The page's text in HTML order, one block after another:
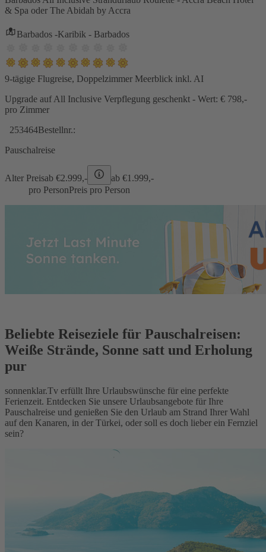
& Spa oder The Abidah by Accra
Barbados -Karibik - Barbados
9-tägige Flugreise, Doppelzimmer Meerblick inkl. AI
Upgrade auf All Inclusive Verpflegung geschenkt - Wert: € 798,-
pro Zimmer
253464Bestellnr.:
Pauschalreise
Alter Preisab €2.999,- ab €1.999,-
pro PersonPreis pro Person
Beliebte Reiseziele für Pauschalreisen:
Weiße Strände, Sonne satt und Erholung
pur
sonnenklar.Tv erfüllt Ihre Urlaubswünsche für eine perfekte
Ferienzeit. Entdecken Sie unsere Urlaubsangebote für Ihre
Pauschalreise und genießen Sie den Urlaub am Strand Ihrer Wahl
auf den Kanaren, in der Türkei, oder soll es doch lieber ein Fernziel
sein?